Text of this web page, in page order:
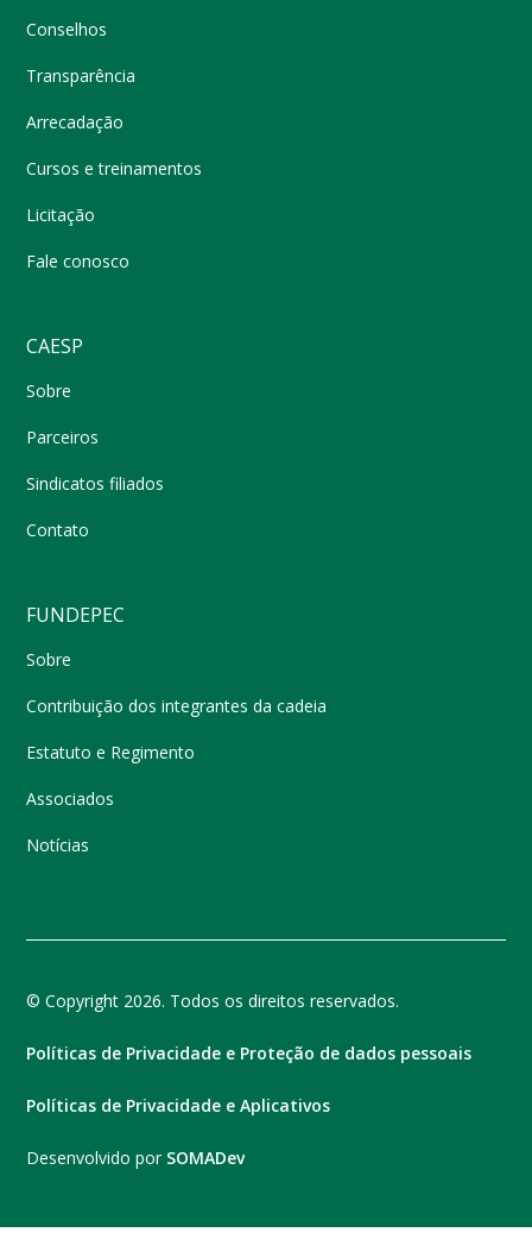
Conselhos
Transparência
Arrecadação
Cursos e treinamentos
Licitação
Fale conosco
CAESP
Sobre
Parceiros
Sindicatos filiados
Contato
FUNDEPEC
Sobre
Contribuição dos integrantes da cadeia
Estatuto e Regimento
Associados
Notícias
© Copyright 2026. Todos os direitos reservados.
Políticas de Privacidade e Proteção de dados pessoais
Políticas de Privacidade e Aplicativos
Desenvolvido por SOMADev